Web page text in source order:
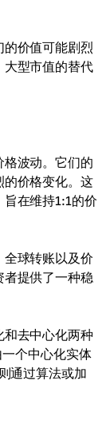
价值可能剧烈
型市值的替代
波动。它们的
的价格变化。这
在维持1:1的价
球转账以及价
提供了一种稳
去中心化两种
个中心化实体
通过算法或加